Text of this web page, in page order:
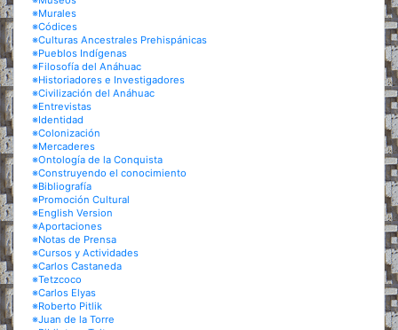
※Murales
※Códices
※Culturas Ancestrales Prehispánicas
※Pueblos Indígenas
※Filosofía del Anáhuac
※Historiadores e Investigadores
※Civilización del Anáhuac
※Entrevistas
※Identidad
※Colonización
※Mercaderes
※Ontología de la Conquista
※Construyendo el conocimiento
※Bibliografía
※Promoción Cultural
※English Version
※Aportaciones
※Notas de Prensa
※Cursos y Actividades
※Carlos Castaneda
※Tetzcoco
※Carlos Elyas
※Roberto Pitlik
※Juan de la Torre